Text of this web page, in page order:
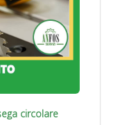
circolare